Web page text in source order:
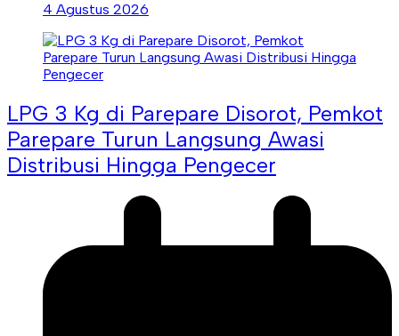
4 Agustus 2026
LPG 3 Kg di Parepare Disorot, Pemkot
Parepare Turun Langsung Awasi
Distribusi Hingga Pengecer